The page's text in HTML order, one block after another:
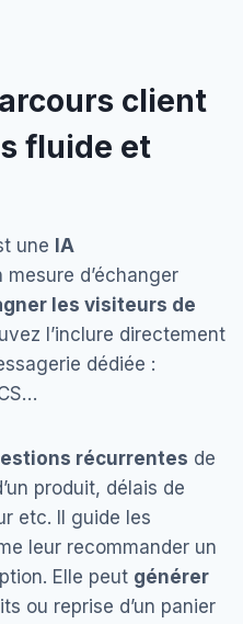
client
fluide et
une IA
mesure d’échanger
les visiteurs de
l’inclure directement
dédiée :
récurrentes de
produit, délais de
etc. Il guide les
leur recommander un
Elle peut générer
ou reprise d’un panier